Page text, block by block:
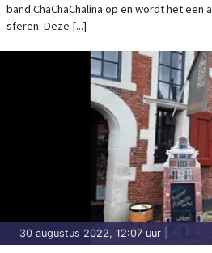
band ChaChaChalina op en wordt het een
sferen. Deze [...]
30 augustus 2022, 12:07 uur